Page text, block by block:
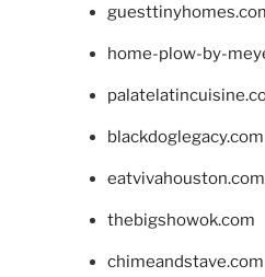
home-plow-by-
blackdoglegacy.com
eatvivahouston.com
thebigshowok.com
chimeandstave.com